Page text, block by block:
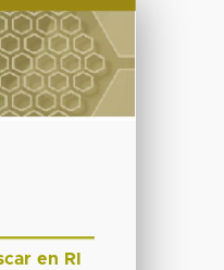
en RI